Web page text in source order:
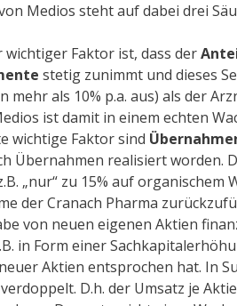
Medios steht auf dabei drei
wichtiger Faktor ist, dass der
stetig zunimmt und dieses
mehr als 10% p.a. aus) als der
ist damit in einem echten
wichtige Faktor sind
Übernahmen realisiert worden.
„nur“ zu 15% auf
der Cranach Pharma
von neuen eigenen Aktien
in Form einer
Aktien entsprochen hat. In
D.h. der Umsatz je